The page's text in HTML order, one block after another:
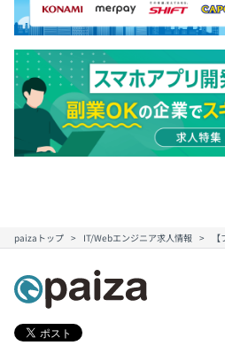
paizaトップ IT/Webエンジニア求人情報